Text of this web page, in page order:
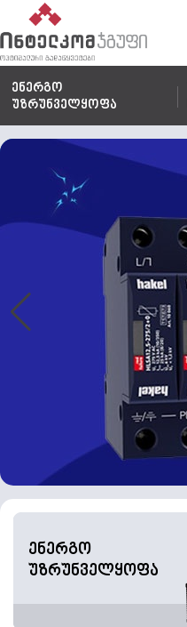
ენერგო
უზრუნველყოფა
ენერგო
უზრუნველყოფა